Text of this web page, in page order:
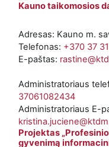
Kauno taikomosios
Adresas: Kauno m.
Telefonas: +370 37
E-paštas:
Administratoriaus
37061082434
Administratoriaus E-
Projektas
gyvenimą